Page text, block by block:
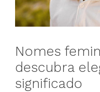
Nomes
descubra
significado